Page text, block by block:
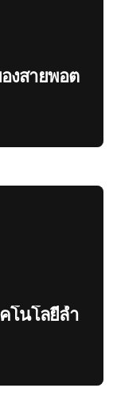
งสายพอต
โนโลยีล้ำ